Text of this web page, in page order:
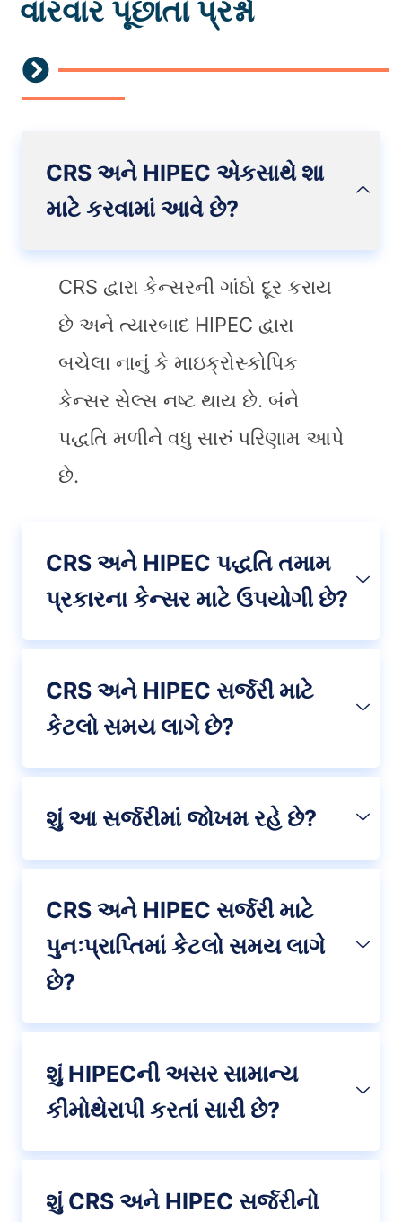
વારંવાર પૂછાતા પ્રશ્નો
CRS અને HIPEC એકસાથે શા
માટે કરવામાં આવે છે?
CRS દ્વારા કેન્સરની ગાંઠો દૂર કરાય
છે અને ત્યારબાદ HIPEC દ્વારા
બચેલા નાનું કે માઇક્રોસ્કોપિક
કેન્સર સેલ્સ નષ્ટ થાય છે. બંને
પદ્ધતિ મળીને વધુ સારું પરિણામ આપે
છે.
CRS અને HIPEC પદ્ધતિ તમામ
પ્રકારના કેન્સર માટે ઉપયોગી છે?
CRS અને HIPEC સર્જરી માટે
કેટલો સમય લાગે છે?
શું આ સર્જરીમાં જોખમ રહે છે?
CRS અને HIPEC સર્જરી માટે
પુનઃપ્રાપ્તિમાં કેટલો સમય લાગે
છે?
શું HIPECની અસર સામાન્ય
કીમોથેરાપી કરતાં સારી છે?
શું CRS અને HIPEC સર્જરીનો